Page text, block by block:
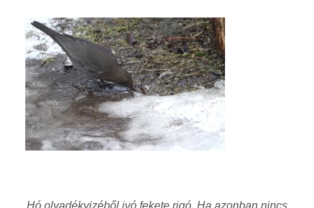
Hó olvadékvizéből ivó fekete rigó. Ha azonban nincs